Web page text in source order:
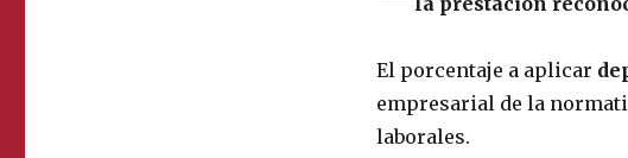
El porcentaje a aplicar
empresarial de la
laborales.